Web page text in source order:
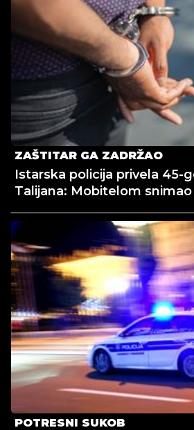
ZAŠTITAR GA ZADRŽAO
Istarska policija privela 45-
Talijana: Mobitelom
POTRESNI SUKOB